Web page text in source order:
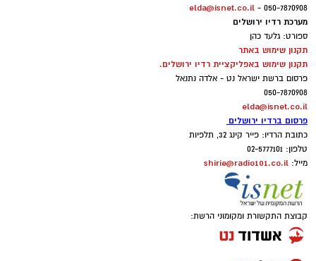
050-7870908 -
elda@isnet.co.il
מערכת רדיו ירושלים
ספורט: גלעד כהן
תקנון שימוש באתר
תקנון שימוש באפליקציית רדיו ירושלים.
פרסום ברשת ישראל נט - אלדה נתנאל
050-7870908
elda@isnet.co.il
פרסום ברדיו ירושלים
כתובת הרדיו: פייר קינג 32, תלפיות
טלפון: 02-5777101
מייל: shirie@radio101.co.il
קבוצת התקשורת ומקומוני הרשת: